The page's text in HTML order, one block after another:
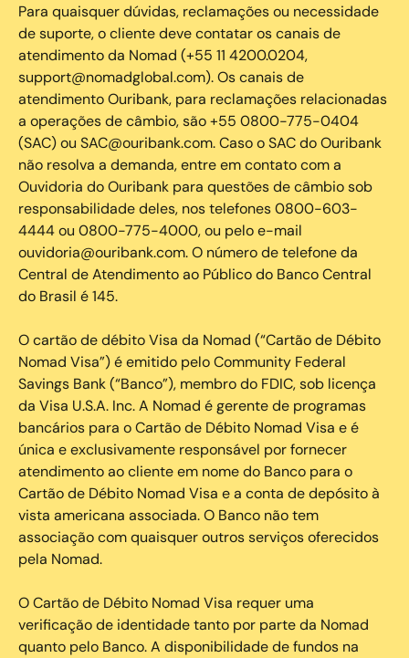
Para quaisquer dúvidas, reclamações ou necessidade
de suporte, o cliente deve contatar os canais de
atendimento da Nomad (+55 11 4200.0204,
support@nomadglobal.com). Os canais de
atendimento Ouribank, para reclamações relacionadas
a operações de câmbio, são +55 0800-775-0404
(SAC) ou SAC@ouribank.com. Caso o SAC do Ouribank
não resolva a demanda, entre em contato com a
Ouvidoria do Ouribank para questões de câmbio sob
responsabilidade deles, nos telefones 0800-603-
4444 ou 0800-775-4000, ou pelo e-mail
ouvidoria@ouribank.com. O número de telefone da
Central de Atendimento ao Público do Banco Central
do Brasil é 145.
O cartão de débito Visa da Nomad (“Cartão de Débito
Nomad Visa”) é emitido pelo Community Federal
Savings Bank (“Banco”), membro do FDIC, sob licença
da Visa U.S.A. Inc. A Nomad é gerente de programas
bancários para o Cartão de Débito Nomad Visa e é
única e exclusivamente responsável por fornecer
atendimento ao cliente em nome do Banco para o
Cartão de Débito Nomad Visa e a conta de depósito à
vista americana associada. O Banco não tem
associação com quaisquer outros serviços oferecidos
pela Nomad.
O Cartão de Débito Nomad Visa requer uma
verificação de identidade tanto por parte da Nomad
quanto pelo Banco. A disponibilidade de fundos na